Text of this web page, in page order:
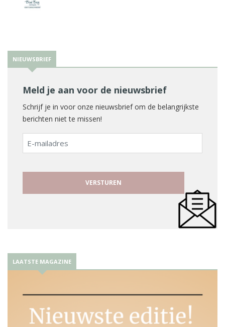
NIEUWSBRIEF
Meld je aan voor de nieuwsbrief
Schrijf je in voor onze nieuwsbrief om de belangrijkste
berichten niet te missen!
E-
mailadres
LAATSTE MAGAZINE